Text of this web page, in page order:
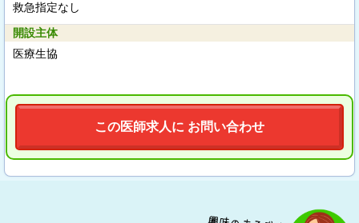
救急指定なし
開設主体
医療生協
この医師求人に お問い合わせ